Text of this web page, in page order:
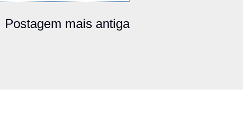
Postagem mais antiga